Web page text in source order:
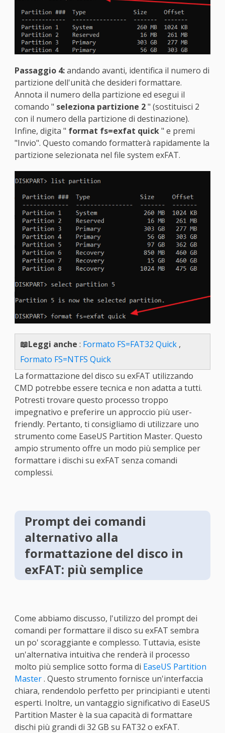
Passaggio 4:andando avanti, identifica il numero di
partizione dell'unità che desideri formattare.
Annota il numero della partizione ed esegui il
comando " seleziona partizione 2" (sostituisci 2
con il numero della partizione di destinazione).
Infine, digita " format fs=exfat quick" e premi
"Invio". Questo comando formatterà rapidamente la
partizione selezionata nel file system exFAT.
📖Leggi anche : Formato FS=FAT32 Quick,
Formato FS=NTFS Quick
La formattazione del disco su exFAT utilizzando
CMD potrebbe essere tecnica e non adatta a tutti.
Potresti trovare questo processo troppo
impegnativo e preferire un approccio più user-
friendly. Pertanto, ti consigliamo di utilizzare uno
strumento come EaseUS Partition Master. Questo
ampio strumento offre un modo più semplice per
formattare i dischi su exFAT senza comandi
complessi.
Prompt dei comandi
alternativo alla
formattazione del disco in
exFAT: più semplice
Come abbiamo discusso, l'utilizzo del prompt dei
comandi per formattare il disco su exFAT sembra
un po' scoraggiante e complesso. Tuttavia, esiste
un'alternativa intuitiva che renderà il processo
molto più semplice sotto forma di EaseUS Partition
Master. Questo strumento fornisce un'interfaccia
chiara, rendendolo perfetto per principianti e utenti
esperti. Inoltre, un vantaggio significativo di EaseUS
Partition Master è la sua capacità di formattare
dischi più grandi di 32 GB su FAT32 o exFAT.